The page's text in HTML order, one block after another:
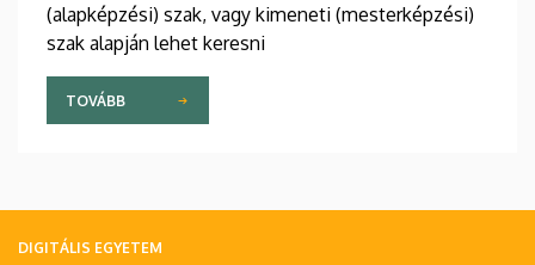
(alapképzési) szak, vagy kimeneti (mesterképzési)
szak alapján lehet keresni
TOVÁBB
DIGITÁLIS EGYETEM